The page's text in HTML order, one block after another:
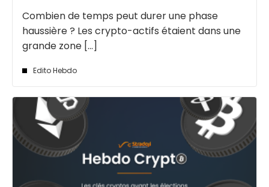
Combien de temps peut durer une phase
haussière ? Les crypto-actifs étaient dans une
grande zone [...]
Edito Hebdo